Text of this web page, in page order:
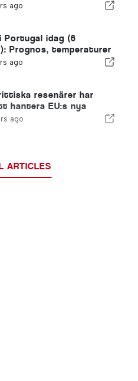
säljs på mindre än en
ago
Portugal idag (6
Prognos, temperaturer
man kan förvänta sig
ago
resenärer har
hantera EU:s nya
ago
ARTICLES